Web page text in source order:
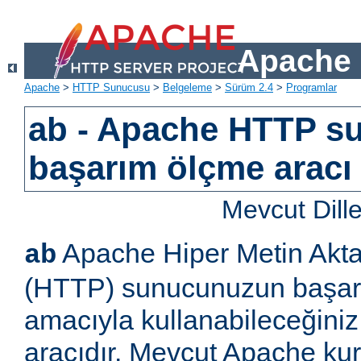
Apache
Apache > HTTP Sunucusu > Belgeleme > Sürüm 2.4 > Programlar
ab - Apache HTTP
başarım ölçme aracı
Mevcut
ab Apache Hiper Metin
(HTTP) sunucunuzun
amacıyla
aracıdır. Mevcut Apache